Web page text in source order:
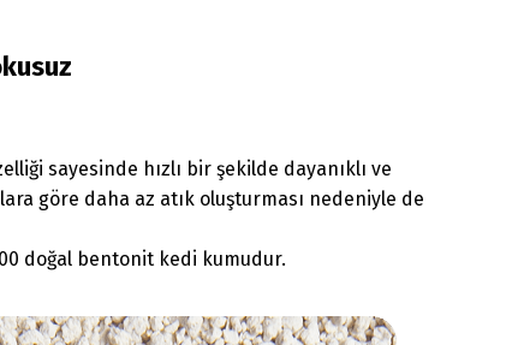
sayesinde hızlı bir şekilde dayanıklı ve
göre daha az atık oluşturması nedeniyle de
doğal bentonit kedi kumudur.